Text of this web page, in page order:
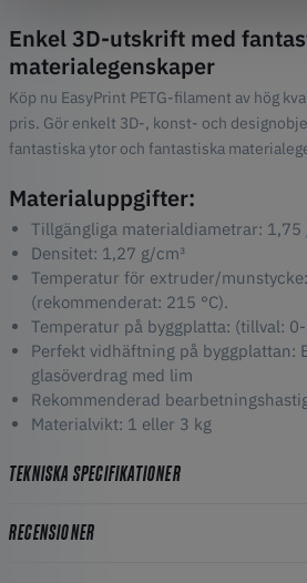
Enkel 3D-utskrift med
materialegenskaper
Köp nu EasyPrint PETG-filament av hög
pris. Gör enkelt 3D-, konst- och
fantastiska ytor och fantastiska
Materialuppgifter:
Tillgängliga materialdiametrar: 1,75
Densitet: 1,27 g/cm³
Temperatur för extruder/
(rekommenderat: 215 °C).
Temperatur på byggplatta: (tillval: 0-
Perfekt vidhäftning på byggplattan:
glasöverdrag med lim
Rekommenderad
Materialvikt: 1 eller 3 kg
TEKNISKA SPECIFIKATIONER
RECENSIONER